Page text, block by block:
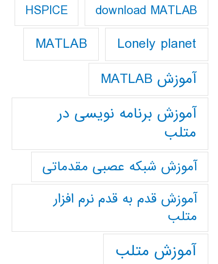
download MATLAB
HSPICE
Lonely planet
MATLAB
آموزش MATLAB
آموزش برنامه نویسی در
متلب
آموزش شبکه عصبی مقدماتی
آموزش قدم به قدم نرم افزار
متلب
آموزش متلب